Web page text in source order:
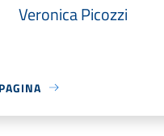
Veronica Picozzi